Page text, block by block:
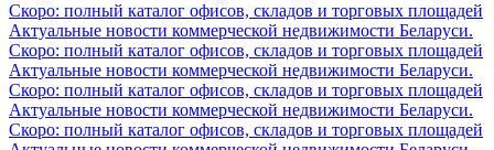
Скоро: полный каталог офисов, складов и торговых площадей
Актуальные новости коммерческой недвижимости Беларуси.
Скоро: полный каталог офисов, складов и торговых площадей
Актуальные новости коммерческой недвижимости Беларуси.
Скоро: полный каталог офисов, складов и торговых площадей
Актуальные новости коммерческой недвижимости Беларуси.
Скоро: полный каталог офисов, складов и торговых площадей